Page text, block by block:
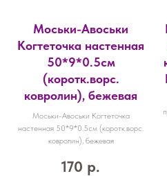
Моськи-Авоськи
Когтеточка настенная
50*9*0.5см
(коротк.ворс.
ковролин), бежевая
Моськи-Авоськи Когтеточка
настенная 50*9*0.5см (коротк.ворс.
ковролин), бежевая
170 р.